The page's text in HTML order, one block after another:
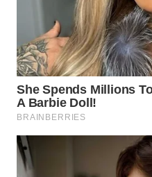
WAHANA
PERSONA
WAHANA
OTOMOTIF
WAHANA
HEALTH